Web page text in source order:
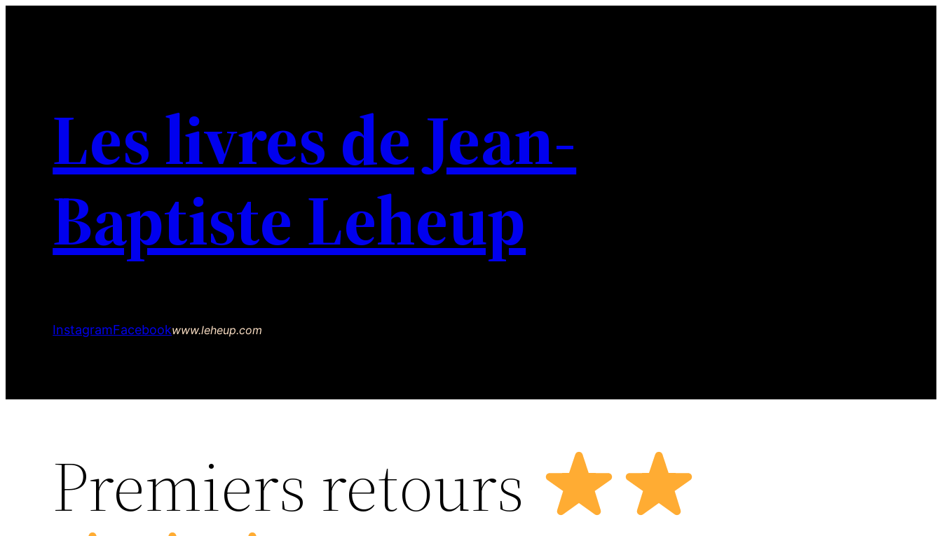
Les livres de Jean-
Baptiste Leheup
InstagramFacebookwww.leheup.com
Premiers retours